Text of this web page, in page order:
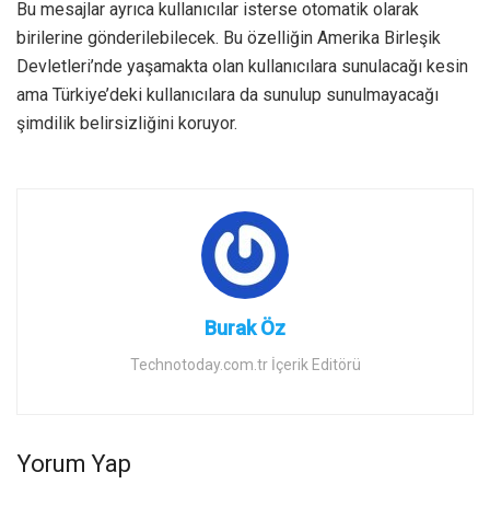
Bu mesajlar ayrıca kullanıcılar isterse otomatik olarak
birilerine gönderilebilecek. Bu özelliğin Amerika Birleşik
Devletleri’nde yaşamakta olan kullanıcılara sunulacağı kesin
ama Türkiye’deki kullanıcılara da sunulup sunulmayacağı
şimdilik belirsizliğini koruyor.
Burak Öz
Technotoday.com.tr İçerik Editörü
Yorum Yap